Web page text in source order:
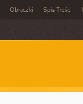
Obrączki Spis Treści